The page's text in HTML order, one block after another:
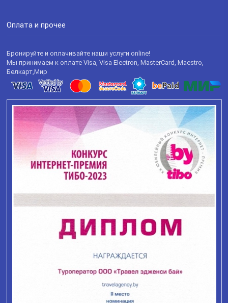
Оплата и прочее
Бронируйте и оплачивайте наши услуги online!
Мы принимаем к оплате Visa, Visa Electron, MasterCard, Maestro,
Белкарт,Мир